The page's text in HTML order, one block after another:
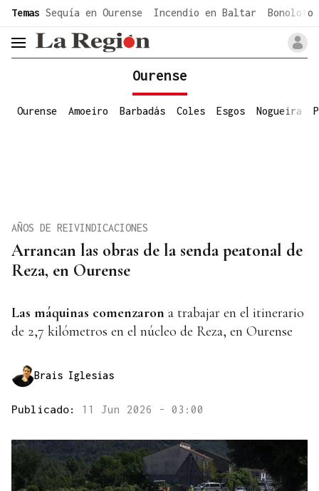
common.go-to-content
Temas Sequía en Ourense Incendio en Baltar Bonoloto
header.menu.open
Ourense
Ourense Amoeiro Barbadás Coles Esgos Nogueira
Arrancan las obras de la senda peatonal de
Reza, en Ourense
AÑOS DE REIVINDICACIONES
Las máquinas comenzaron a trabajar en el itinerario
de 2,7 kilómetros en el núcleo de Reza, en Ourense
Brais Iglesias
Publicado: 11 Jun 2026 - 03:00